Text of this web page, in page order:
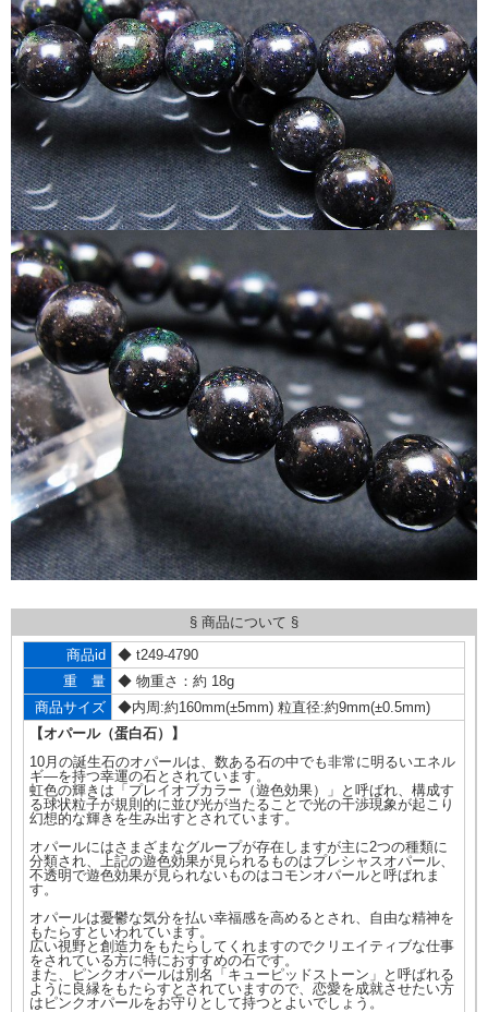
§ 商品について §
商品id
◆ t249-4790
重 量
◆ 物重さ：約 18g
商品サイズ
◆内周:約160mm(±5mm) 粒直径:約9mm(±0.5mm)
【オパール（蛋白石）】
10月の誕生石のオパールは、数ある石の中でも非常に明るいエネル
ギ―を持つ幸運の石とされています。
虹色の輝きは「プレイオブカラー（遊色効果）」と呼ばれ、構成す
る球状粒子が規則的に並び光が当たることで光の干渉現象が起こり
幻想的な輝きを生み出すとされています。
オパールにはさまざまなグループが存在しますが主に2つの種類に
分類され、上記の遊色効果が見られるものはプレシャスオパール、
不透明で遊色効果が見られないものはコモンオパールと呼ばれま
す。
オパールは憂鬱な気分を払い幸福感を高めるとされ、自由な精神を
もたらすといわれています。
広い視野と創造力をもたらしてくれますのでクリエイティブな仕事
をされている方に特におすすめの石です。
また、ピンクオパールは別名「キューピッドストーン」と呼ばれる
ように良縁をもたらすとされていますので、恋愛を成就させたい方
はピンクオパールをお守りとして持つとよいでしょう。